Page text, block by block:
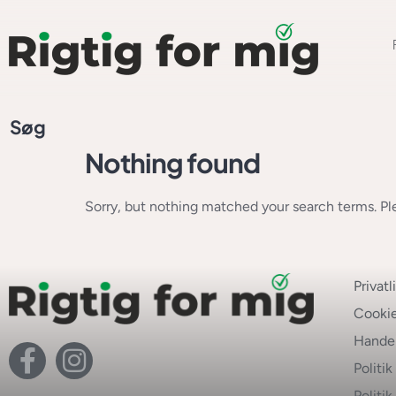
Søg
Nothing found
Sorry, but nothing matched your search terms.